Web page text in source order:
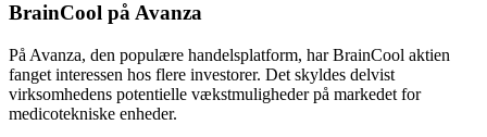
BrainCool på Avanza
På Avanza, den populære handelsplatform, har BrainCool aktien
fanget interessen hos flere investorer. Det skyldes delvist
virksomhedens potentielle vækstmuligheder på markedet for
medicotekniske enheder.